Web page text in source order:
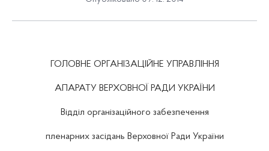
ГОЛОВНЕ ОРГАНІЗАЦІЙНЕ УПРАВЛІННЯ
АПАРАТУ ВЕРХОВНОЇ РАДИ УКРАЇНИ
Відділ організаційного забезпечення
пленарних засідань Верховної Ради України